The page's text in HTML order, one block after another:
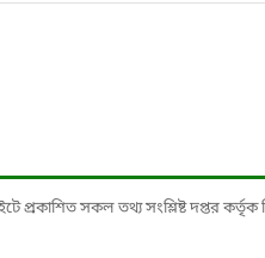
প্রকাশিত সকল তথ্য সংশ্লিষ্ট দপ্তর কর্তৃক